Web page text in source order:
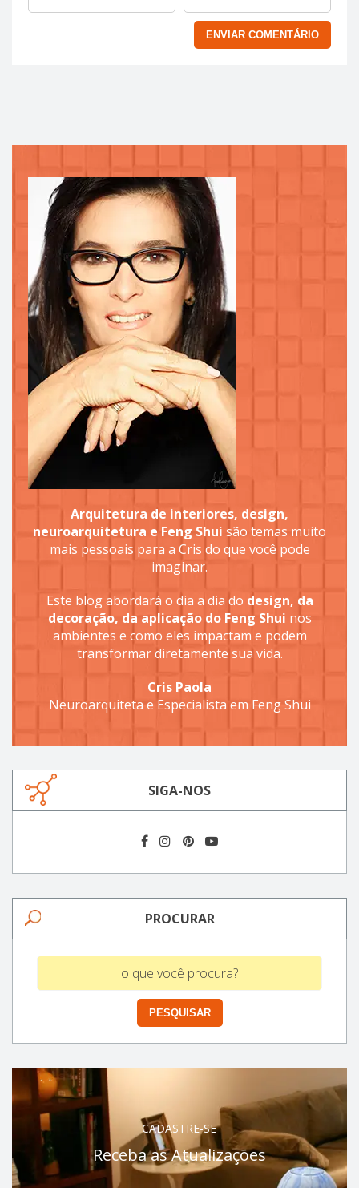
Arquitetura de interiores, design,
neuroarquitetura e Feng Shui são temas muito
mais pessoais para a Cris do que você pode
imaginar.
Este blog abordará o dia a dia do design, da
decoração, da aplicação do Feng Shui nos
ambientes e como eles impactam e podem
transformar diretamente sua vida.
Cris Paola
Neuroarquiteta e Especialista em Feng Shui
SIGA-NOS
PROCURAR
CADASTRE-SE
Receba as Atualizações